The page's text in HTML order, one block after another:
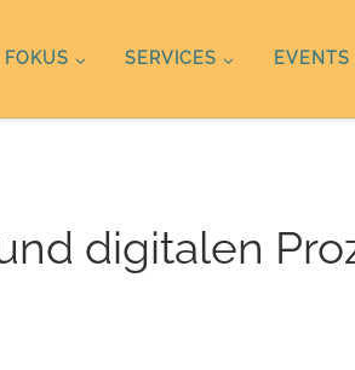
FOKUS SERVICES EVENTS
digitalen